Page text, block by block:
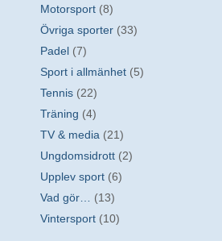
Motorsport (8)
Övriga sporter (33)
Padel (7)
Sport i allmänhet (5)
Tennis (22)
Träning (4)
TV & media (21)
Ungdomsidrott (2)
Upplev sport (6)
Vad gör…
(13)
Vintersport (10)